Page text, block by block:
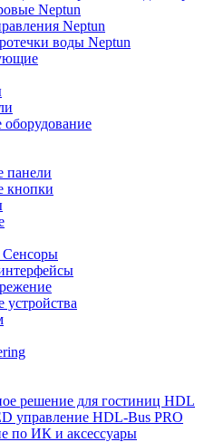
Neptun
Neptun
воды Neptun
панели
кнопки
Сенсоры
решение для гостиниц HDL
управление HDL-Bus PRO
по ИК и аксессуары